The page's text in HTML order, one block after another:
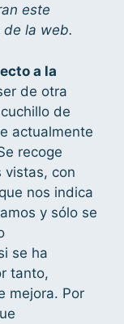
este
de la web.
a la
de otra
de
actualmente
recoge
vistas, con
nos indica
y sólo se
se ha
tanto,
mejora. Por